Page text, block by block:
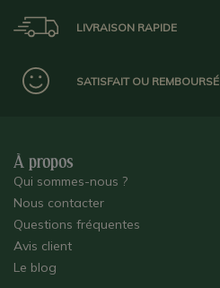
LIVRAISON RAPIDE
SATISFAIT OU REMBOURSÉ
À propos
Qui sommes-nous ?
Nous contacter
Questions fréquentes
Avis client
Le blog